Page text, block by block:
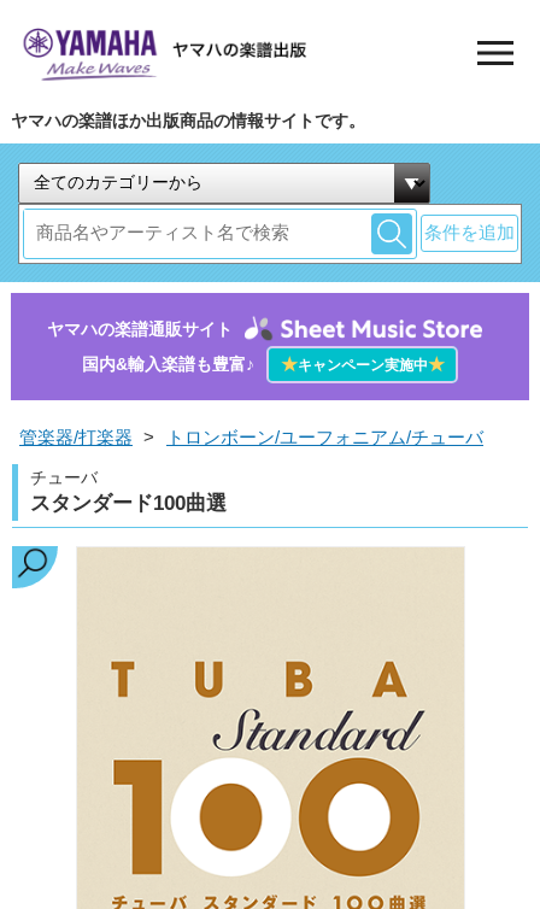
ヤマハの楽譜ほか出版商品の情報サイトです。
条件を追加
ヤマハの楽譜通販サイト
国内&輸入楽譜も豊富♪
★キャンペーン実施中★
管楽器/打楽器 > トロンボーン/ユーフォニアム/チューバ
チューバ
スタンダード100曲選